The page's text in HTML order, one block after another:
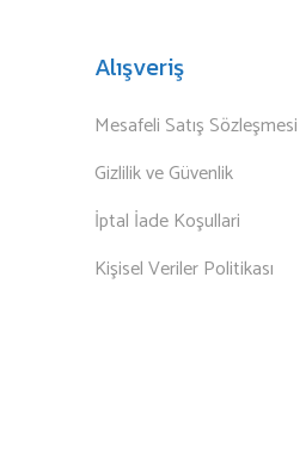
Alışveriş
Mesafeli Satış Sözleşmesi
Gizlilik ve Güvenlik
İptal İade Koşullari
Kişisel Veriler Politikası